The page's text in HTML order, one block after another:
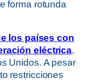
forma rotunda
los países con
eléctrica,
Unidos. A pesar
restricciones